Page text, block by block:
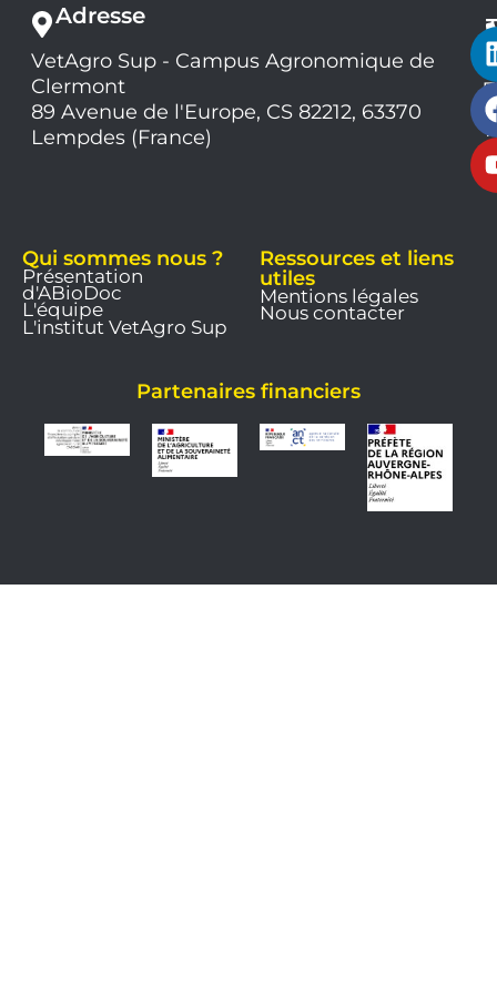
Adresse
VetAgro Sup - Campus Agronomique de
Clermont
89 Avenue de l'Europe, CS 82212, 63370
Lempdes (France)
Qui sommes nous ?
Présentation
d'ABioDoc
L'équipe
L'institut VetAgro Sup
Ressources et liens
utiles
Mentions légales
Nous contacter
Partenaires financiers